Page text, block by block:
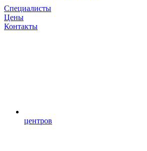
Специалисты
Цены
Контакты
центров